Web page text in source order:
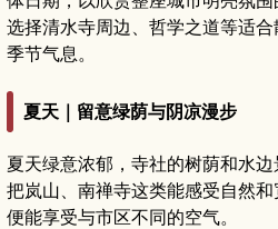
选择清水寺周边、哲学之道等适
季节气息。
夏天｜留意绿荫与阴凉漫步
夏天绿意浓郁，寺社的树荫和水边
把岚山、南禅寺这类能感受自然和
便能享受与市区不同的空气。